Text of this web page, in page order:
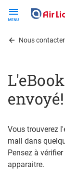
contentNous contacter
envoyé!
Vous trouverez
mail dans
Pensez à
apparaitre.